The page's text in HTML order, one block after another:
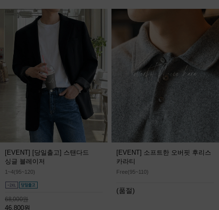
[EVENT] [당일출고] 스탠다드
싱글 블레이저
1~4(95~120)
68,000원
46,800원
[EVENT] 소프트한 오버핏 후리스
카라티
Free(95~110)
(품절)